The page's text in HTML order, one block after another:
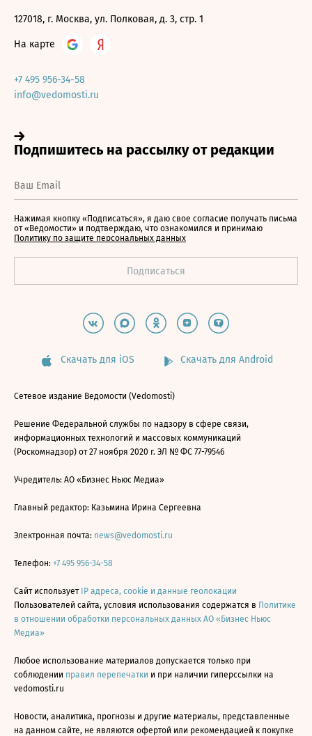
127018, г. Москва, ул. Полковая, д. 3, стр. 1
На карте
+7 495 956-34-58
info@vedomosti.ru
Нажимая кнопку «Подписаться», я даю свое согласие получать письма
от «Ведомости» и подтверждаю, что ознакомился и принимаю
Политику по защите персональных данных
Скачать для iOS Скачать для Android
Сетевое издание Ведомости (Vedomosti)
Решение Федеральной службы по надзору в сфере связи,
информационных технологий и массовых коммуникаций
(Роскомнадзор) от 27 ноября 2020 г. ЭЛ № ФС 77-79546
Учредитель: АО «Бизнес Ньюс Медиа»
Главный редактор: Казьмина Ирина Сергеевна
Электронная почта: news@vedomosti.ru
Телефон: +7 495 956-34-58
Сайт использует IP адреса, cookie и данные геолокации
Пользователей сайта, условия использования содержатся в Политике
в отношении обработки персональных данных АО «Бизнес Ньюс
Медиа»
Любое использование материалов допускается только при
соблюдении правил перепечатки и при наличии гиперссылки на
vedomosti.ru
Новости, аналитика, прогнозы и другие материалы, представленные
на данном сайте, не являются офертой или рекомендацией к покупке